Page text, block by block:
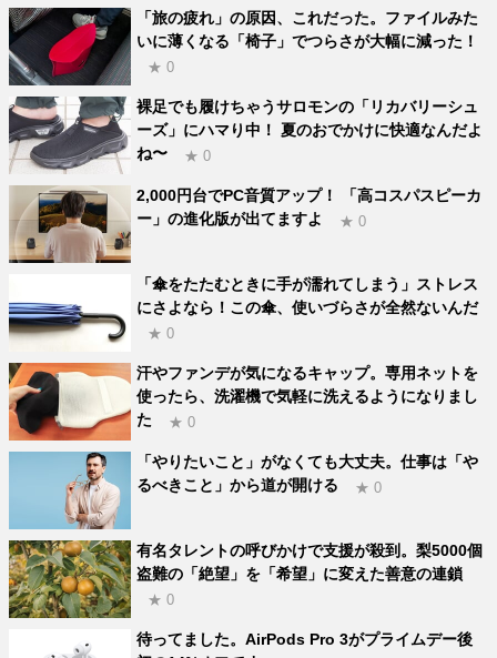
「旅の疲れ」の原因、これだった。ファイルみた
いに薄くなる「椅子」でつらさが大幅に減った！
★ 0
裸足でも履けちゃうサロモンの「リカバリーシュ
ーズ」にハマり中！ 夏のおでかけに快適なんだよ
ね〜
★ 0
2,000円台でPC音質アップ！ 「高コスパスピーカ
ー」の進化版が出てますよ
★ 0
「傘をたたむときに手が濡れてしまう」ストレス
にさよなら！この傘、使いづらさが全然ないんだ
★ 0
汗やファンデが気になるキャップ。専用ネットを
使ったら、洗濯機で気軽に洗えるようになりまし
た
★ 0
「やりたいこと」がなくても大丈夫。仕事は「や
るべきこと」から道が開ける
★ 0
有名タレントの呼びかけで支援が殺到。梨5000個
盗難の「絶望」を「希望」に変えた善意の連鎖
★ 0
待ってました。AirPods Pro 3がプライムデー後